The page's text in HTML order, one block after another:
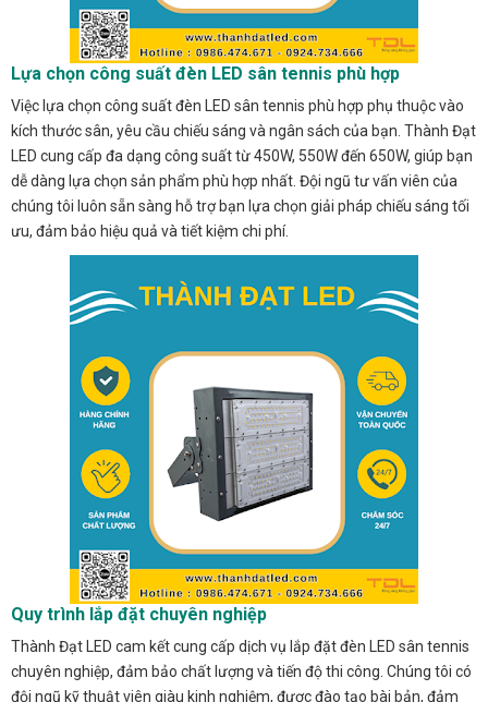
Lựa chọn công suất đèn LED sân tennis phù hợp
Việc lựa chọn công suất đèn LED sân tennis phù hợp phụ thuộc vào
kích thước sân, yêu cầu chiếu sáng và ngân sách của bạn. Thành Đạt
LED cung cấp đa dạng công suất từ 450W, 550W đến 650W, giúp bạn
dễ dàng lựa chọn sản phẩm phù hợp nhất. Đội ngũ tư vấn viên của
chúng tôi luôn sẵn sàng hỗ trợ bạn lựa chọn giải pháp chiếu sáng tối
ưu, đảm bảo hiệu quả và tiết kiệm chi phí.
Quy trình lắp đặt chuyên nghiệp
Thành Đạt LED cam kết cung cấp dịch vụ lắp đặt đèn LED sân tennis
chuyên nghiệp, đảm bảo chất lượng và tiến độ thi công. Chúng tôi có
đội ngũ kỹ thuật viên giàu kinh nghiệm, được đào tạo bài bản, đảm